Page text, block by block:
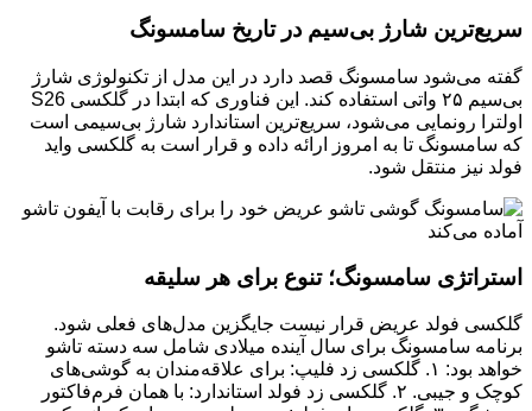
سریع‌ترین شارژ بی‌سیم در تاریخ سامسونگ
گفته می‌شود سامسونگ قصد دارد در این مدل از تکنولوژی شارژ
بی‌سیم ۲۵ واتی استفاده کند. این فناوری که ابتدا در گلکسی S26
اولترا رونمایی می‌شود، سریع‌ترین استاندارد شارژ بی‌سیمی است
که سامسونگ تا به امروز ارائه داده و قرار است به گلکسی واید
فولد نیز منتقل شود.
استراتژی سامسونگ؛ تنوع برای هر سلیقه
گلکسی فولد عریض قرار نیست جایگزین مدل‌های فعلی شود.
برنامه سامسونگ برای سال آینده میلادی شامل سه دسته تاشو
خواهد بود: ۱. گلکسی زد فلیپ: برای علاقه‌مندان به گوشی‌های
کوچک و جیبی. ۲. گلکسی زد فولد استاندارد: با همان فرم‌فاکتور